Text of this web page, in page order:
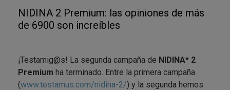
NIDINA 2 Premium: las opiniones de más
de 6900 son increíbles
¡Testamig@s! La segunda campaña de NIDINA* 2
Premium ha terminado. Entre la primera campaña
(www.testamus.com/nidina-2/) y la segunda hemos